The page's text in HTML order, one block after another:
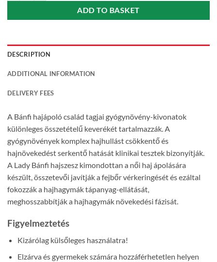
ADD TO BASKET
DESCRIPTION
ADDITIONAL INFORMATION
DELIVERY FEES
A Bánfi hajápoló család tagjai gyógynövény-kivonatok
különleges összetételű keverékét tartalmazzák. A
gyógynövények komplex hajhullást csökkentő és
hajnövekedést serkentő hatását klinikai tesztek bizonyítják.
A Lady Bánfi hajszesz kimondottan a női haj ápolására
készült, összetevői javítják a fejbőr vérkeringését és ezáltal
fokozzák a hajhagymák tápanyag-ellátását,
meghosszabbítják a hajhagymák növekedési fázisát.
Figyelmeztetés
Kizárólag külsőleges használatra!
Elzárva és gyermekek számára hozzáférhetetlen helyen